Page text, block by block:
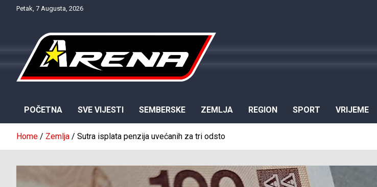
Petak, 7 Augusta, 2026
POČETNA SVE VIJESTI SEMBERSKE ZEMLJA REGION SPORT VRIJEME
Home Zemlja Sutra isplata penzija uvećanih za tri odsto